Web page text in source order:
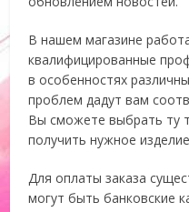
В нашем магазине
квалифицированные
в особенностях
проблем дадут вам
Вы сможете выбрать ту
получить нужное
Для оплаты заказа
могут быть банковские